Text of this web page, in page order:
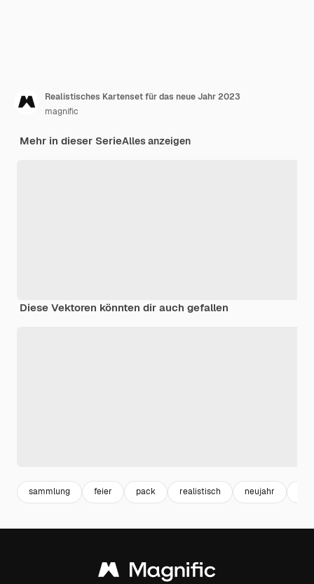
Realistisches Kartenset für das neue Jahr 2023
magnific
Mehr in dieser SerieAlles anzeigen
Diese Vektoren könnten dir auch gefallen
sammlung feier pack realistisch neujahr